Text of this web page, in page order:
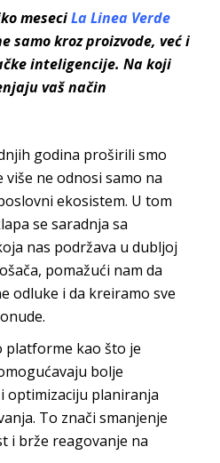
meseciLa Linea Verde
samo kroz proizvode, već i
inteligencije.Na koji
vaš način
godina proširili smo
više ne odnosi samo na
ekosistem. U tom
se saradnja sa
nas podržava u dubljoj
pomažući nam da
odluke i da kreiramo sve
kao što je
bolje
optimizaciju planiranja
To znači smanjenje
i brže reagovanje na